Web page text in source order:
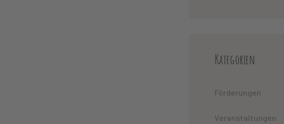
Kategorien
Förderungen
Veranstaltungen